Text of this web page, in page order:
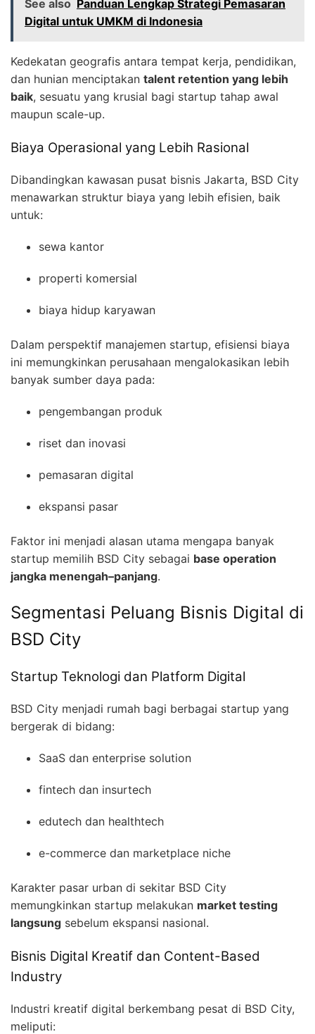
See also Panduan Lengkap Strategi Pemasaran
Digital untuk UMKM di Indonesia
Kedekatan geografis antara tempat kerja, pendidikan,
dan hunian menciptakan talent retention yang lebih
baik, sesuatu yang krusial bagi startup tahap awal
maupun scale-up.
Biaya Operasional yang Lebih Rasional
Dibandingkan kawasan pusat bisnis Jakarta, BSD City
menawarkan struktur biaya yang lebih efisien, baik
untuk:
sewa kantor
properti komersial
biaya hidup karyawan
Dalam perspektif manajemen startup, efisiensi biaya
ini memungkinkan perusahaan mengalokasikan lebih
banyak sumber daya pada:
pengembangan produk
riset dan inovasi
pemasaran digital
ekspansi pasar
Faktor ini menjadi alasan utama mengapa banyak
startup memilih BSD City sebagai base operation
jangka menengah–panjang.
Segmentasi Peluang Bisnis Digital di
BSD City
Startup Teknologi dan Platform Digital
BSD City menjadi rumah bagi berbagai startup yang
bergerak di bidang:
SaaS dan enterprise solution
fintech dan insurtech
edutech dan healthtech
e-commerce dan marketplace niche
Karakter pasar urban di sekitar BSD City
memungkinkan startup melakukan market testing
langsung sebelum ekspansi nasional.
Bisnis Digital Kreatif dan Content-Based
Industry
Industri kreatif digital berkembang pesat di BSD City,
meliputi: